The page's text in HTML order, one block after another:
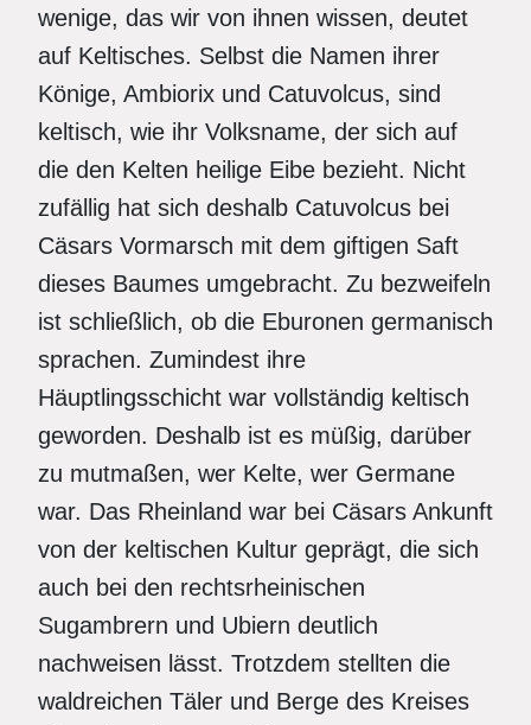
wenige, das wir von ihnen wissen, deutet
auf Keltisches. Selbst die Namen ihrer
Könige, Ambiorix und Catuvolcus, sind
keltisch, wie ihr Volksname, der sich auf
die den Kelten heilige Eibe bezieht. Nicht
zufällig hat sich deshalb Catuvolcus bei
Cäsars Vormarsch mit dem giftigen Saft
dieses Baumes umgebracht. Zu bezweifeln
ist schließlich, ob die Eburonen germanisch
sprachen. Zumindest ihre
Häuptlingsschicht war vollständig keltisch
geworden. Deshalb ist es müßig, darüber
zu mutmaßen, wer Kelte, wer Germane
war. Das Rheinland war bei Cäsars Ankunft
von der keltischen Kultur geprägt, die sich
auch bei den rechtsrheinischen
Sugambrern und Ubiern deutlich
nachweisen lässt. Trotzdem stellten die
waldreichen Täler und Berge des Kreises